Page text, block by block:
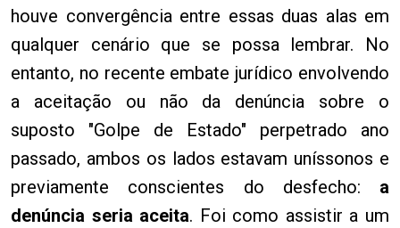
houve convergência entre essas duas alas em
qualquer cenário que se possa lembrar. No
entanto, no recente embate jurídico envolvendo
a aceitação ou não da denúncia sobre o
suposto "Golpe de Estado" perpetrado ano
passado, ambos os lados estavam uníssonos e
previamente conscientes do desfecho: a
denúncia seria aceita. Foi como assistir a um